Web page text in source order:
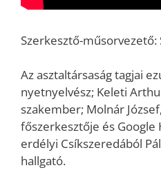
Szerkesztő-műsorvezető:
Az asztaltársaság tagjai
nyetnyelvész; Keleti
szakember; Molnár
főszerkesztője és Google
erdélyi Csíkszeredából
hallgató.